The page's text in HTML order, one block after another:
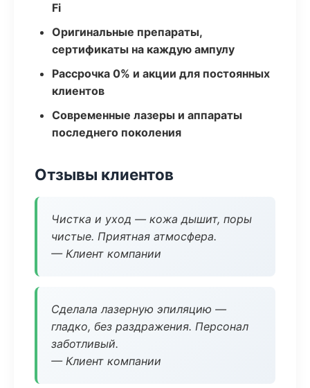
Fi
Оригинальные препараты,
сертификаты на каждую ампулу
Рассрочка 0% и акции для постоянных
клиентов
Современные лазеры и аппараты
последнего поколения
Отзывы клиентов
Чистка и уход — кожа дышит, поры
чистые. Приятная атмосфера.
— Клиент компании
Сделала лазерную эпиляцию —
гладко, без раздражения. Персонал
заботливый.
— Клиент компании